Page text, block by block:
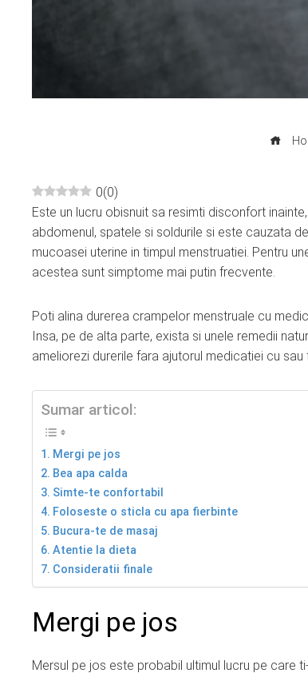
0(0)
Este un lucru obisnuit sa resimti disconfort
abdomenul, spatele si soldurile si este cauzata
mucoasei uterine in timpul menstruatiei. Pentru
acestea sunt simptome mai putin frecvente.
Poti alina durerea crampelor menstruale cu
Insa, pe de alta parte, exista si unele remedii
ameliorezi durerile fara ajutorul medicatiei cu sau
Sumar articol:
Mergi pe jos
Bea apa calda
Simte-te confortabil
Foloseste o sticla cu apa fierbinte
Bucura-te de masaj
Atentie la dieta
Consideratii finale
Mergi pe jos
Mersul pe jos este probabil ultimul lucru pe care